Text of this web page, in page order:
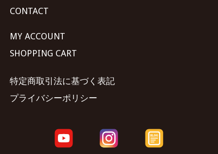
CONTACT
MY ACCOUNT
SHOPPING CART
特定商取引法に基づく表記
プライバシーポリシー